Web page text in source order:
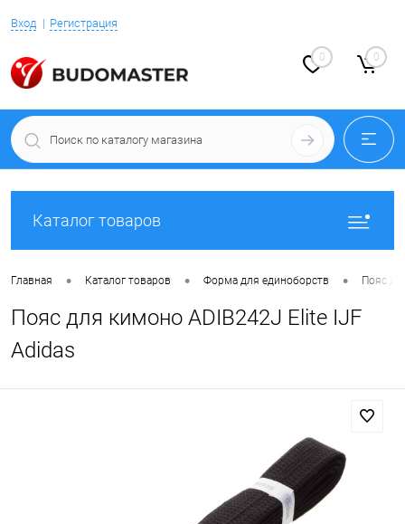
Вход Регистрация
0 0
Каталог товаров
Главная • Каталог товаров • Форма для единоборств • Пояс
Пояс для кимоно ADIB242J Elite IJF
Adidas